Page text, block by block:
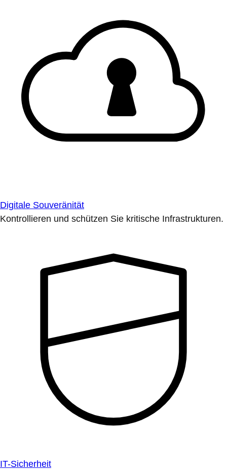
Digitale Souveränität
Kontrollieren und schützen Sie kritische Infrastrukturen.
IT-Sicherheit